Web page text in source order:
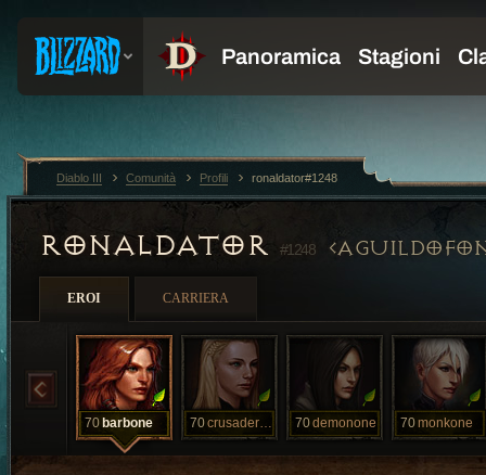
RONALDATOR #1248
EROI CARRIERA
70 barbone 70 crusaderone 70demonone 70monkone
Diablo III Comunità Profili ronaldator#1248